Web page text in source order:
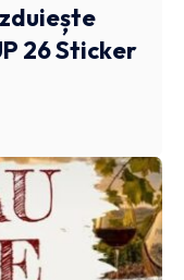
26 Sticker